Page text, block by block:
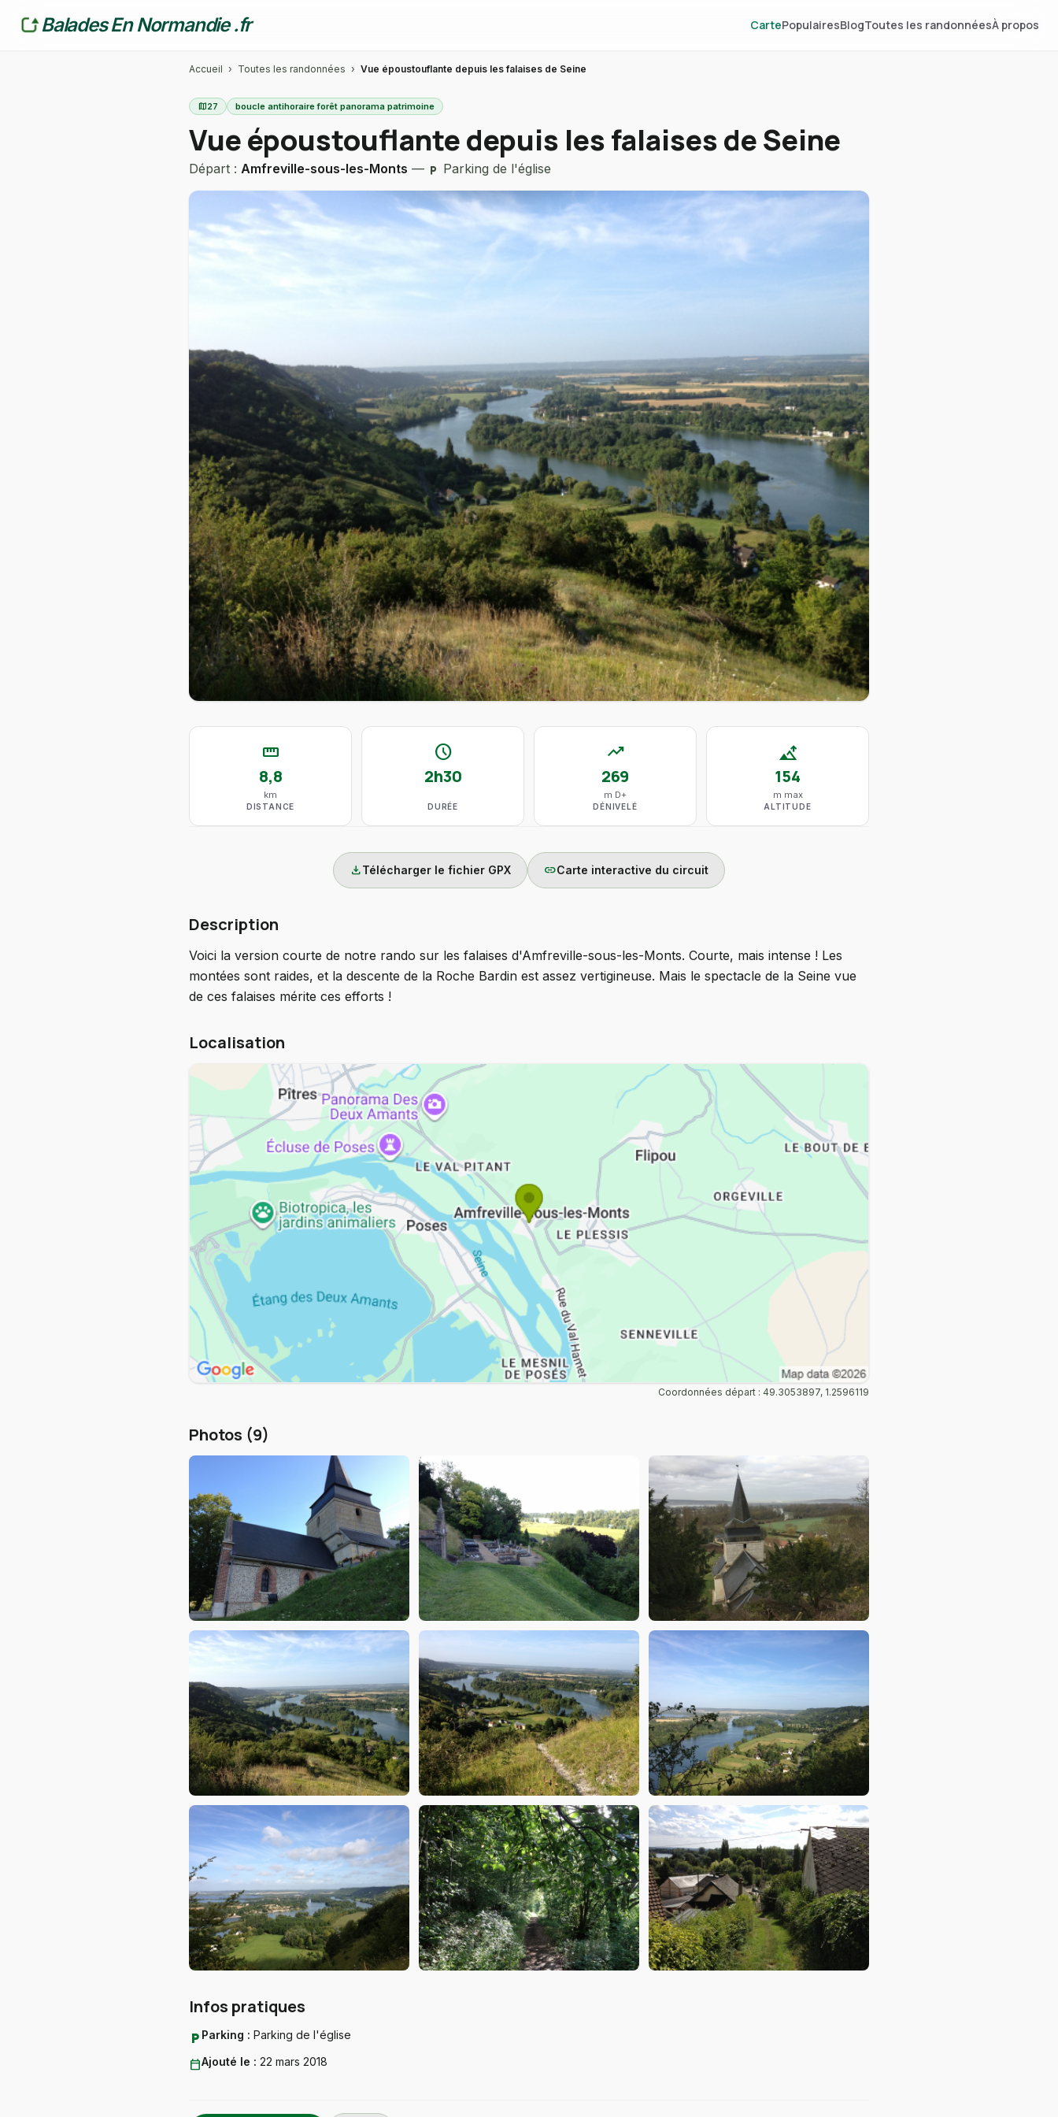
Balades En Normandie .fr CartePopulairesBlogToutes les randonnéesÀ propos
Accueil › Toutes les randonnées › Vue époustouflante depuis les falaises de Seine
map27 boucle antihoraire forêt panorama patrimoine
Vue époustouflante depuis les falaises de Seine
Départ : Amfreville-sous-les-Monts — local_parking Parking de l'église
straighten
8,8
km
DISTANCE
schedule
2h30
DURÉE
trending_up
269
m D+
DÉNIVELÉ
altitude
154
m max
ALTITUDE
downloadTélécharger le fichier GPX linkCarte interactive du circuit
Description
Voici la version courte de notre rando sur les falaises d'Amfreville-sous-les-Monts. Courte, mais intense ! Les
montées sont raides, et la descente de la Roche Bardin est assez vertigineuse. Mais le spectacle de la Seine vue
de ces falaises mérite ces efforts !
Localisation
Coordonnées départ : 49.3053897, 1.2596119
Photos (9)
Infos pratiques
local_parking Parking : Parking de l'église
calendar_todayAjouté le : 22 mars 2018